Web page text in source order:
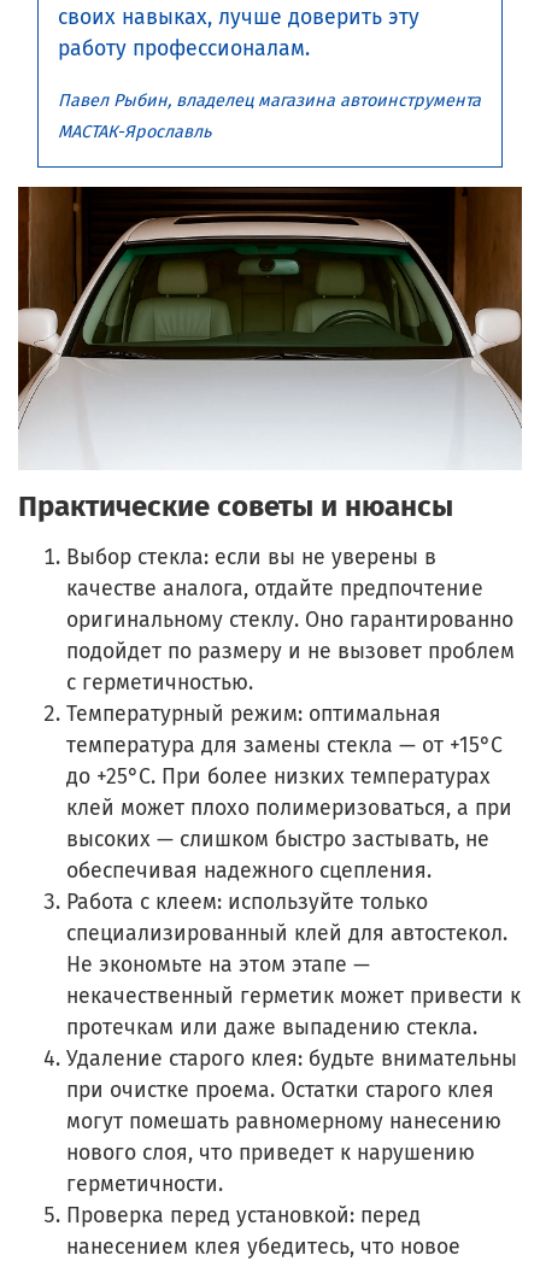
своих навыках, лучше доверить эту
работу профессионалам.
Павел Рыбин, владелец магазина автоинструмента
МАСТАК-Ярославль
Практические советы и нюансы
Выбор стекла: если вы не уверены в
качестве аналога, отдайте предпочтение
оригинальному стеклу. Оно гарантированно
подойдет по размеру и не вызовет проблем
с герметичностью.
Температурный режим: оптимальная
температура для замены стекла — от +15°C
до +25°C. При более низких температурах
клей может плохо полимеризоваться, а при
высоких — слишком быстро застывать, не
обеспечивая надежного сцепления.
Работа с клеем: используйте только
специализированный клей для автостекол.
Не экономьте на этом этапе —
некачественный герметик может привести к
протечкам или даже выпадению стекла.
Удаление старого клея: будьте внимательны
при очистке проема. Остатки старого клея
могут помешать равномерному нанесению
нового слоя, что приведет к нарушению
герметичности.
Проверка перед установкой: перед
нанесением клея убедитесь, что новое